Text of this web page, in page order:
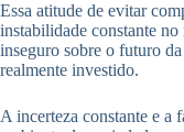
Essa atitude de evitar
instabilidade constante
inseguro sobre o futuro
realmente investido.
A incerteza constante e a